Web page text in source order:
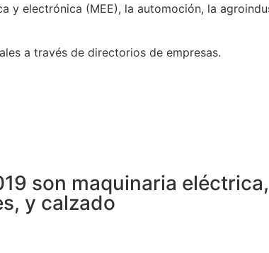
y electrónica (MEE), la automoción, la
a través de directorios de empresas.
son maquinaria
y calzado